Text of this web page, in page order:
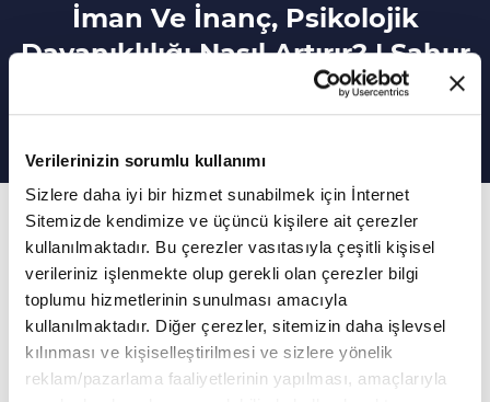
Verilerinizin sorumlu kullanımı
Sizlere daha iyi bir hizmet sunabilmek için İnternet
Sitemizde kendimize ve üçüncü kişilere ait çerezler
kullanılmaktadır. Bu çerezler vasıtasıyla çeşitli kişisel
verileriniz işlenmekte olup gerekli olan çerezler bilgi
toplumu hizmetlerinin sunulması amacıyla
kullanılmaktadır. Diğer çerezler, sitemizin daha işlevsel
kılınması ve kişiselleştirilmesi ve sizlere yönelik
reklam/pazarlama faaliyetlerinin yapılması, amaçlarıyla
İman Ve İnanç, Psikolojik
Dayanıklılığı Nasıl Artırır? | Sahur
4. Bölüm
Ömür muhasebesi için bir vesile: Ramazan-ı
Hasan Basri Karadeniz'in sunumuyla
gerçekleşen Sahur Sevinci programının bu